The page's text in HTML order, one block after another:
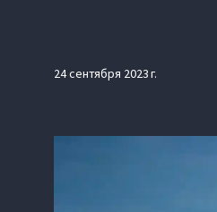
24 сентября 2023 г.